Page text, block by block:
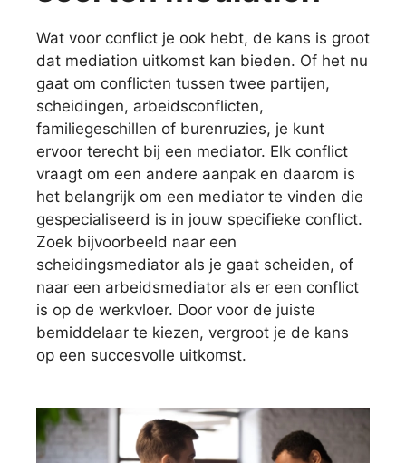
Wat voor conflict je ook hebt, de kans is groot
dat mediation uitkomst kan bieden. Of het nu
gaat om conflicten tussen twee partijen,
scheidingen, arbeidsconflicten,
familiegeschillen of burenruzies, je kunt
ervoor terecht bij een mediator. Elk conflict
vraagt om een andere aanpak en daarom is
het belangrijk om een mediator te vinden die
gespecialiseerd is in jouw specifieke conflict.
Zoek bijvoorbeeld naar een
scheidingsmediator als je gaat scheiden, of
naar een arbeidsmediator als er een conflict
is op de werkvloer. Door voor de juiste
bemiddelaar te kiezen, vergroot je de kans
op een succesvolle uitkomst.